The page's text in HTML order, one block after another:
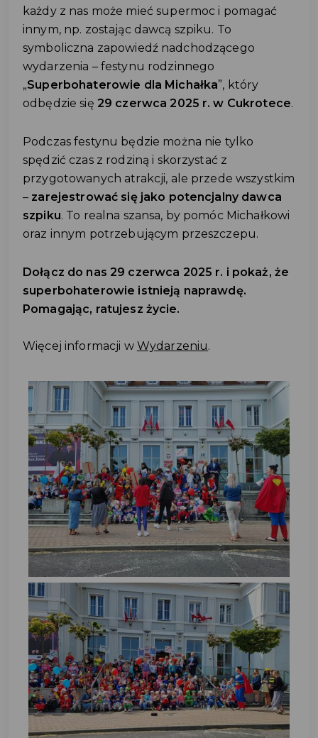
każdy z nas może mieć supermoc i pomagać
innym, np. zostając dawcą szpiku. To
symboliczna zapowiedź nadchodzącego
wydarzenia – festynu rodzinnego
„Superbohaterowie dla Michałka”, który
odbędzie się 29 czerwca 2025 r. w Cukrotece.
Podczas festynu będzie można nie tylko
spędzić czas z rodziną i skorzystać z
przygotowanych atrakcji, ale przede wszystkim
– zarejestrować się jako potencjalny dawca
szpiku. To realna szansa, by pomóc Michałkowi
oraz innym potrzebującym przeszczepu.
Dołącz do nas 29 czerwca 2025 r. i pokaż, że
superbohaterowie istnieją naprawdę.
Pomagając, ratujesz życie.
Więcej informacji w Wydarzeniu.